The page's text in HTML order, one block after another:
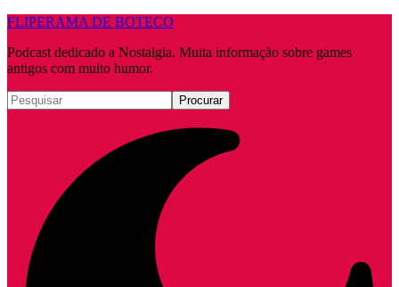
FLIPERAMA DE BOTECO
Podcast dedicado a Nostalgia. Muita informação sobre games
antigos com muito humor.